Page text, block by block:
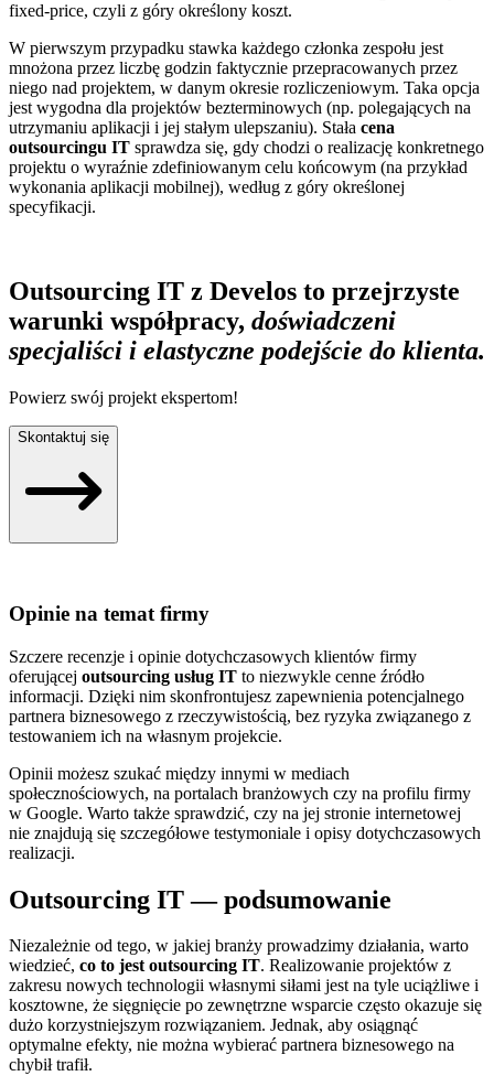
fixed-price, czyli z góry określony koszt.
W pierwszym przypadku stawka każdego członka zespołu jest
mnożona przez liczbę godzin faktycznie przepracowanych przez
niego nad projektem, w danym okresie rozliczeniowym. Taka opcja
jest wygodna dla projektów bezterminowych (np. polegających na
utrzymaniu aplikacji i jej stałym ulepszaniu). Stała cena
outsourcingu IT sprawdza się, gdy chodzi o realizację konkretnego
projektu o wyraźnie zdefiniowanym celu końcowym (na przykład
wykonania aplikacji mobilnej), według z góry określonej
specyfikacji.
Outsourcing IT z Develos to przejrzyste
warunki współpracy, doświadczeni
specjaliści i elastyczne podejście do klienta.
Powierz swój projekt ekspertom!
Skontaktuj się
Opinie na temat firmy
Szczere recenzje i opinie dotychczasowych klientów firmy
oferującej outsourcing usług IT to niezwykle cenne źródło
informacji. Dzięki nim skonfrontujesz zapewnienia potencjalnego
partnera biznesowego z rzeczywistością, bez ryzyka związanego z
testowaniem ich na własnym projekcie.
Opinii możesz szukać między innymi w mediach
społecznościowych, na portalach branżowych czy na profilu firmy
w Google. Warto także sprawdzić, czy na jej stronie internetowej
nie znajdują się szczegółowe testymoniale i opisy dotychczasowych
realizacji.
Outsourcing IT — podsumowanie
Niezależnie od tego, w jakiej branży prowadzimy działania, warto
wiedzieć, co to jest outsourcing IT. Realizowanie projektów z
zakresu nowych technologii własnymi siłami jest na tyle uciążliwe i
kosztowne, że sięgnięcie po zewnętrzne wsparcie często okazuje się
dużo korzystniejszym rozwiązaniem. Jednak, aby osiągnąć
optymalne efekty, nie można wybierać partnera biznesowego na
chybił trafił.